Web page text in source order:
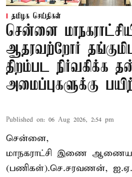
தமிழக செய்திகள்
சென்னை
ஆதரவற்றோர்
திறம்பட நிர்வகிக்க
அமைப்புகளுக்கு
Published on: 06 Aug 2026, 2:54 pm
சென்னை,
மாநகராட்சி இணை
(பணிகள்).செ.சரவணன்,